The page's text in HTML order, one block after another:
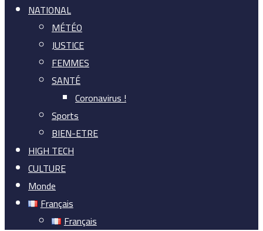
NATIONAL
MÉTÉO
JUSTICE
FEMMES
SANTÉ
Coronavirus !
Sports
BIEN-ETRE
HIGH TECH
CULTURE
Monde
Français
Français